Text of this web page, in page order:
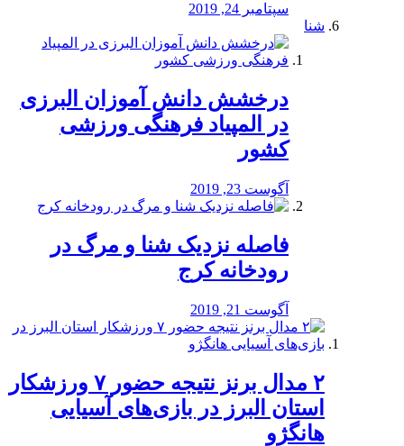
سپتامبر 24, 2019
شنا
درخشش دانش آموزان البرزی
در المپیاد فرهنگی ورزشی
کشور
آگوست 23, 2019
️فاصله نزدیک شنا و مرگ در
رودخانه کرج
آگوست 21, 2019
۲ مدال برنز نتیجه حضور ۷ ورزشکار
استان البرز در بازی‌های آسیایی
هانگژو